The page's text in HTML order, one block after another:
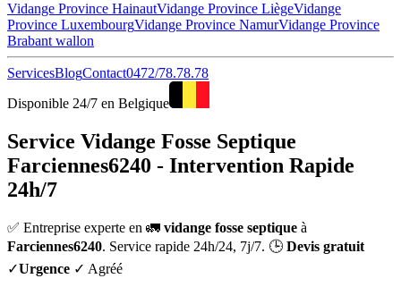
Vidange Province HainautVidange Province LiègeVidange
Province LuxembourgVidange Province NamurVidange Province
Brabant wallon
ServicesBlogContact0472/78.78.78
Disponible 24/7 en Belgique
Service Vidange Fosse Septique
Farciennes6240 - Intervention Rapide
24h/7
✅ Entreprise experte en 🚛 vidange fosse septique à
Farciennes6240. Service rapide 24h/24, 7j/7. 🕒 Devis gratuit
✓Urgence ✓ Agréé